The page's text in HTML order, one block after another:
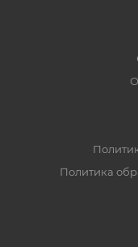
Политика